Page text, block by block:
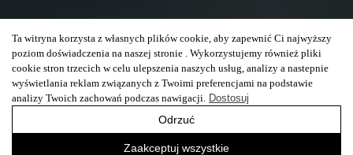
Ta witryna korzysta z własnych plików cookie, aby zapewnić Ci najwyższy
poziom doświadczenia na naszej stronie . Wykorzystujemy również pliki
cookie stron trzecich w celu ulepszenia naszych usług, analizy a nastepnie
wyświetlania reklam związanych z Twoimi preferencjami na podstawie
analizy Twoich zachowań podczas nawigacji. Dostosuj
Odrzuć
Zaakceptuj wszystkie